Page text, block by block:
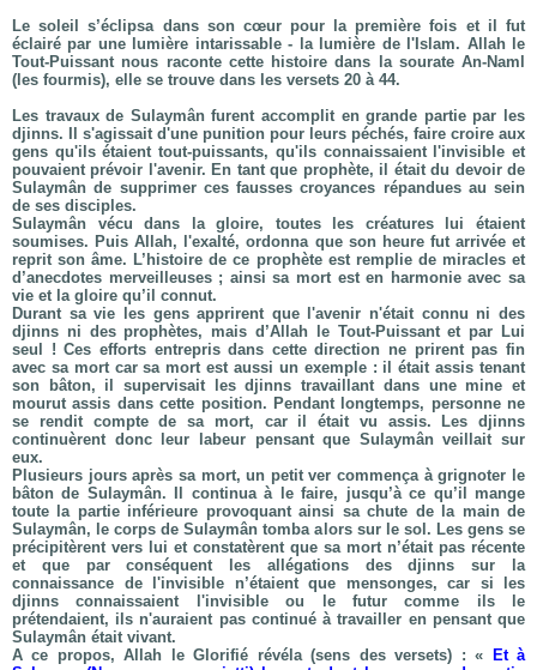
Le soleil s’éclipsa dans son cœur pour la première fois et il fut
éclairé par une lumière intarissable - la lumière de l'Islam. Allah le
Tout-Puissant nous raconte cette histoire dans la sourate An-Naml
(les fourmis), elle se trouve dans les versets 20 à 44.
Les travaux de Sulaymân furent accomplit en grande partie par les
djinns. Il s'agissait d'une punition pour leurs péchés, faire croire aux
gens qu'ils étaient tout-puissants, qu'ils connaissaient l'invisible et
pouvaient prévoir l'avenir. En tant que prophète, il était du devoir de
Sulaymân de supprimer ces fausses croyances répandues au sein
de ses disciples.
Sulaymân vécu dans la gloire, toutes les créatures lui étaient
soumises. Puis Allah, l'exalté, ordonna que son heure fut arrivée et
reprit son âme. L’histoire de ce prophète est remplie de miracles et
d’anecdotes merveilleuses ; ainsi sa mort est en harmonie avec sa
vie et la gloire qu’il connut.
Durant sa vie les gens apprirent que l'avenir n'était connu ni des
djinns ni des prophètes, mais d’Allah le Tout-Puissant et par Lui
seul ! Ces efforts entrepris dans cette direction ne prirent pas fin
avec sa mort car sa mort est aussi un exemple : il était assis tenant
son bâton, il supervisait les djinns travaillant dans une mine et
mourut assis dans cette position. Pendant longtemps, personne ne
se rendit compte de sa mort, car il était vu assis. Les djinns
continuèrent donc leur labeur pensant que Sulaymân veillait sur
eux.
Plusieurs jours après sa mort, un petit ver commença à grignoter le
bâton de Sulaymân. Il continua à le faire, jusqu’à ce qu’il mange
toute la partie inférieure provoquant ainsi sa chute de la main de
Sulaymân, le corps de Sulaymân tomba alors sur le sol. Les gens se
précipitèrent vers lui et constatèrent que sa mort n’était pas récente
et que par conséquent les allégations des djinns sur la
connaissance de l'invisible n’étaient que mensonges, car si les
djinns connaissaient l'invisible ou le futur comme ils le
prétendaient, ils n'auraient pas continué à travailler en pensant que
Sulaymân était vivant.
A ce propos, Allah le Glorifié révéla (sens des versets) : «
Et à